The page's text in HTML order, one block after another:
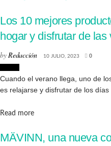
Los 10 mejores
hogar y disfrutar de las
byRedacción 10 JULIO, 2023 0
Cuando el verano llega, uno de
es relajarse y disfrutar de los días
Read moreDetails
MÄVINN, una nueva